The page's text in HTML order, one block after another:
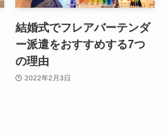
結婚式でフレアバーテンダ
ー派遣をおすすめする7つ
の理由
2022年2月3日